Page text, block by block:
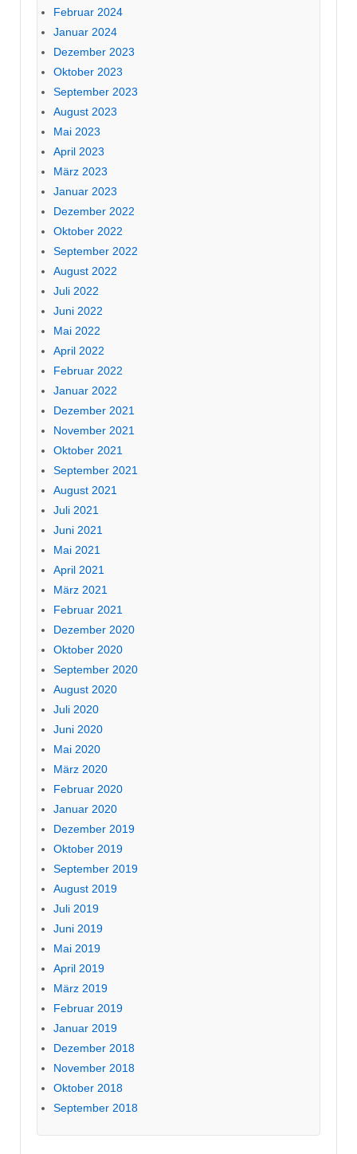
Februar 2024
Januar 2024
Dezember 2023
Oktober 2023
September 2023
August 2023
Mai 2023
April 2023
März 2023
Januar 2023
Dezember 2022
Oktober 2022
September 2022
August 2022
Juli 2022
Juni 2022
Mai 2022
April 2022
Februar 2022
Januar 2022
Dezember 2021
November 2021
Oktober 2021
September 2021
August 2021
Juli 2021
Juni 2021
Mai 2021
April 2021
März 2021
Februar 2021
Dezember 2020
Oktober 2020
September 2020
August 2020
Juli 2020
Juni 2020
Mai 2020
März 2020
Februar 2020
Januar 2020
Dezember 2019
Oktober 2019
September 2019
August 2019
Juli 2019
Juni 2019
Mai 2019
April 2019
März 2019
Februar 2019
Januar 2019
Dezember 2018
November 2018
Oktober 2018
September 2018